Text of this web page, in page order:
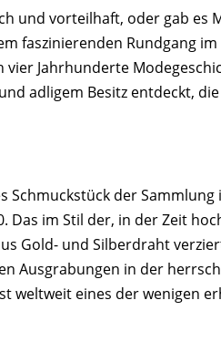
und vorteilhaft, oder gab es
faszinierenden Rundgang
vier Jahrhunderte
adligem Besitz entdeckt,
Schmuckstück der
Das im Stil der, in der Zeit
Gold- und Silberdraht
Ausgrabungen in der
weltweit eines der wenigen